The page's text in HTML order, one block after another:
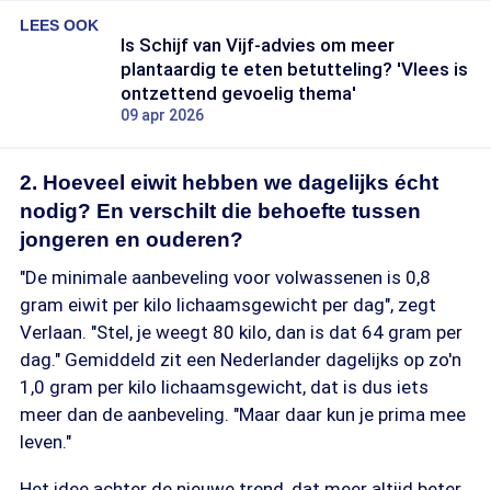
LEES OOK
Is Schijf van Vijf-advies om meer
plantaardig te eten betutteling? 'Vlees is
ontzettend gevoelig thema'
09 apr 2026
2. Hoeveel eiwit hebben we dagelijks écht
nodig? En verschilt die behoefte tussen
jongeren en ouderen?
"De minimale aanbeveling voor volwassenen is 0,8
gram eiwit per kilo lichaamsgewicht per dag", zegt
Verlaan. "Stel, je weegt 80 kilo, dan is dat 64 gram per
dag." Gemiddeld zit een Nederlander dagelijks op zo'n
1,0 gram per kilo lichaamsgewicht, dat is dus iets
meer dan de aanbeveling. "Maar daar kun je prima mee
leven."